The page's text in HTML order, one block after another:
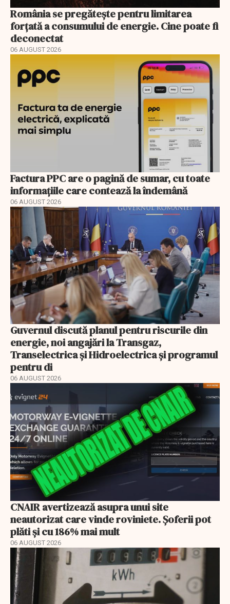
România se pregătește pentru limitarea
forțată a consumului de energie. Cine poate fi
deconectat
06 AUGUST 2026
Factura PPC are o pagină de sumar, cu toate
informațiile care contează la îndemână
06 AUGUST 2026
Guvernul discută planul pentru riscurile din
energie, noi angajări la Transgaz,
Transelectrica și Hidroelectrica și programul
pentru di
06 AUGUST 2026
CNAIR avertizează asupra unui site
neautorizat care vinde roviniete. Șoferii pot
plăti și cu 186% mai mult
06 AUGUST 2026